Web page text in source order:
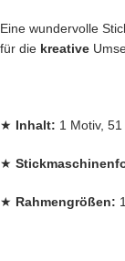
Eine wundervolle
für die kreative
★ Inhalt: 1 Motiv,
★
★ Rahmengrößen: